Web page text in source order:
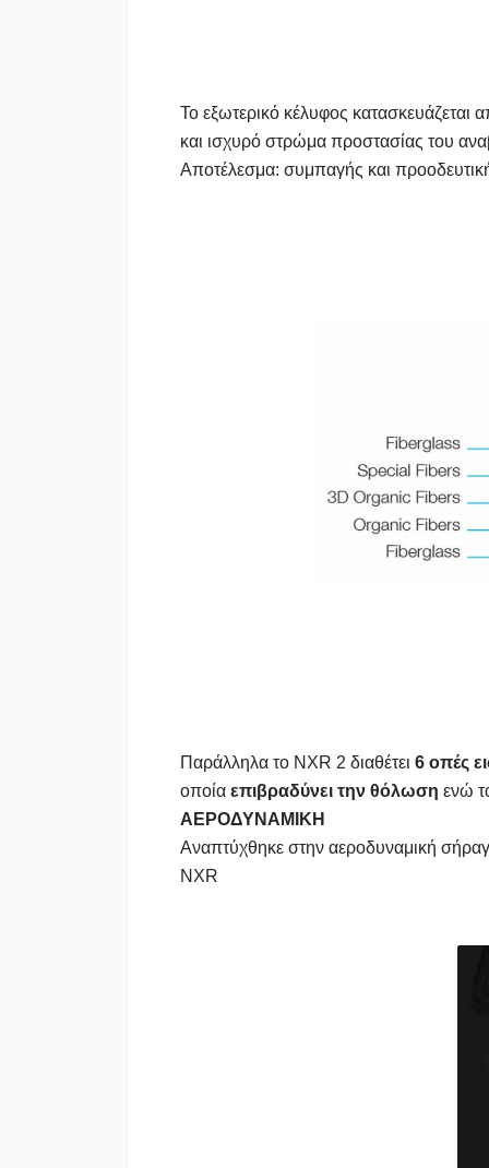
Το εξωτερικό κέλυφος κατασκευάζεται
και ισχυρό στρώμα προστασίας του
Αποτέλεσμα: συμπαγής και
Παράλληλα το NXR 2 διαθέτει 6 οπές
οποία επιβραδύνει την θόλωση ενώ
ΑΕΡΟΔΥΝΑΜΙΚΗ
Αναπτύχθηκε στην αεροδυναμική
NXR